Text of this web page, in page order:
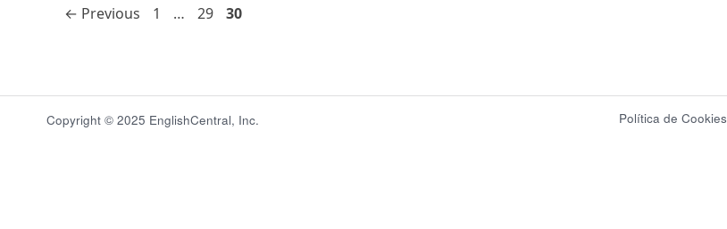
← Previous Page
1 … Page
29 Page
30
Copyright © 2025 EnglishCentral, Inc. Política de Cookies